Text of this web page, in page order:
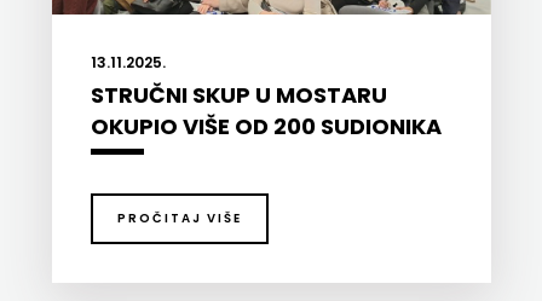
13.11.2025.
STRUČNI SKUP U MOSTARU
OKUPIO VIŠE OD 200 SUDIONIKA
PROČITAJ VIŠE